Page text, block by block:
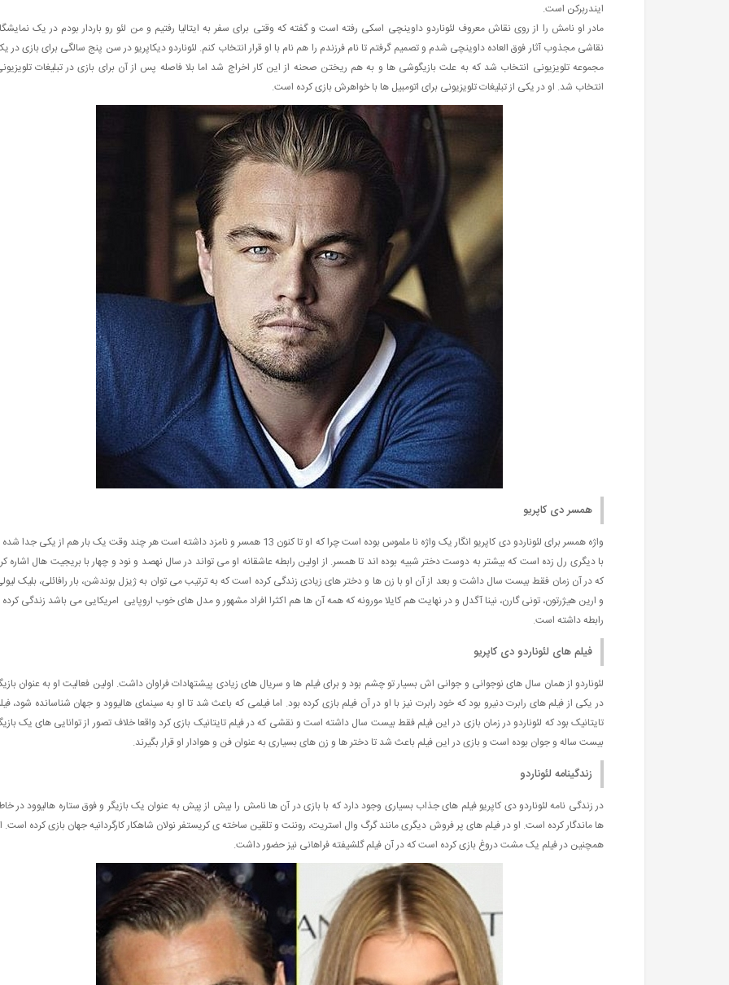
ایندربرکن است.
مادر او نامش را از روی نقاش معروف لئوناردو داوینچی اسکی رفته است و گفته که وقتی برای سفر به ایتالیا رفتیم و من لئو رو باردار بودم در یک
نقاشی مجذوب آثار فوق العاده داوینچی شدم و تصمیم گرفتم تا نام فرزندم را هم نام با او قرار انتخاب کنم. لئوناردو دیکاپریو در سن پنج سالگی برای بازی در
مجموعه تلویزیونی انتخاب شد که به علت بازیگوشی ها و به هم ریختن صحنه از این کار اخراج شد اما بلا فاصله پس از آن برای بازی در تبلیغات
انتخاب شد. او در یکی از تبلیغات تلویزیونی برای اتومبیل ها با خواهرش بازی کرده است.
همسر دی کاپریو
واژه همسر برای لئوناردو دی کاپریو انگار یک واژه نا ملموس بوده است چرا که او تا کنون 13 همسر و نامزد داشته است هر چند وقت یک بار هم از یکی جدا
با دیگری رل زده است که بیشتر به دوست دختر شبیه بوده اند تا همسر. از اولین رابطه عاشقانه او می تواند در سال نهصد و نود و چهار با بریجیت هال اشاره
که در آن زمان فقط بیست سال داشت و بعد از آن او با زن ها و دختر های زیادی زندگی کرده است که به ترتیب می توان به ژیزل بوندشن، بار رافائلی، بلیک
و ارین هیژرتون، تونی گارن، نینا آگدل و در نهایت هم کایلا مورونه که همه آن ها هم اکثرا افراد مشهور و مدل های خوب اروپایی امریکایی می باشد زندگی
رابطه داشته است.
فیلم های لئوناردو دی کاپریو
لئوناردو از همان سال های نوجوانی و جوانی اش بسیار تو چشم بود و برای فیلم ها و سریال های زیادی پیشتهادات فراوان داشت. اولین فعالیت او به عنوان
در یکی از فیلم های رابرت دنیرو بود که خود رابرت نیز با او در آن فیلم بازی کرده بود. اما فیلمی که باعث شد تا او به سینمای هالیوود و جهان شناسانده شود،
تایتانیک بود که لئوناردو در زمان بازی در این فیلم فقط بیست سال داشته است و نقشی که در فیلم تایتانیک بازی کرد واقعا خلاف تصور از توانایی های یک
بیست ساله و جوان بوده است و بازی در این فیلم باعث شد تا دختر ها و زن های بسیاری به عنوان فن و هوادار او قرار بگیرند.
زندگینامه لئوناردو
در زندگی نامه لئوناردو دی کاپریو فیلم های جذاب بسیاری وجود دارد که با بازی در آن ها نامش را بیش از پیش به عنوان یک بازیگر و فوق ستاره هالیوود در
ها ماندگار کرده است. او در فیلم های پر فروش دیگری مانند گرگ وال استریت، روننت و تلقین ساخته ی کریستفر نولان شاهکار کارگردانیه جهان بازی کرده است.
همچنین در فیلم یک مشت دروغ بازی کرده است که در آن فیلم گلشيفته فراهانی نیز حضور داشت.